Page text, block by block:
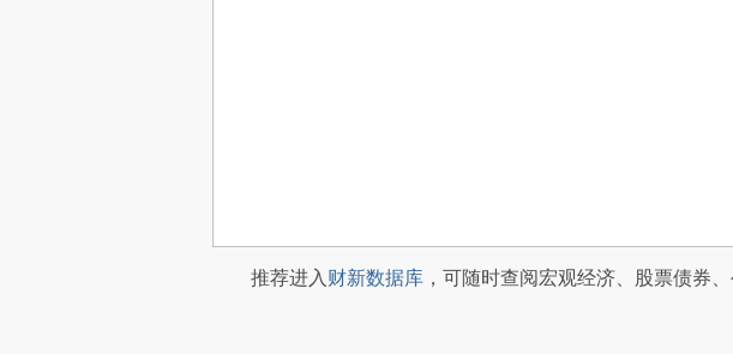
推荐进入财新数据库 ，可随时查阅宏观经济、股票债券